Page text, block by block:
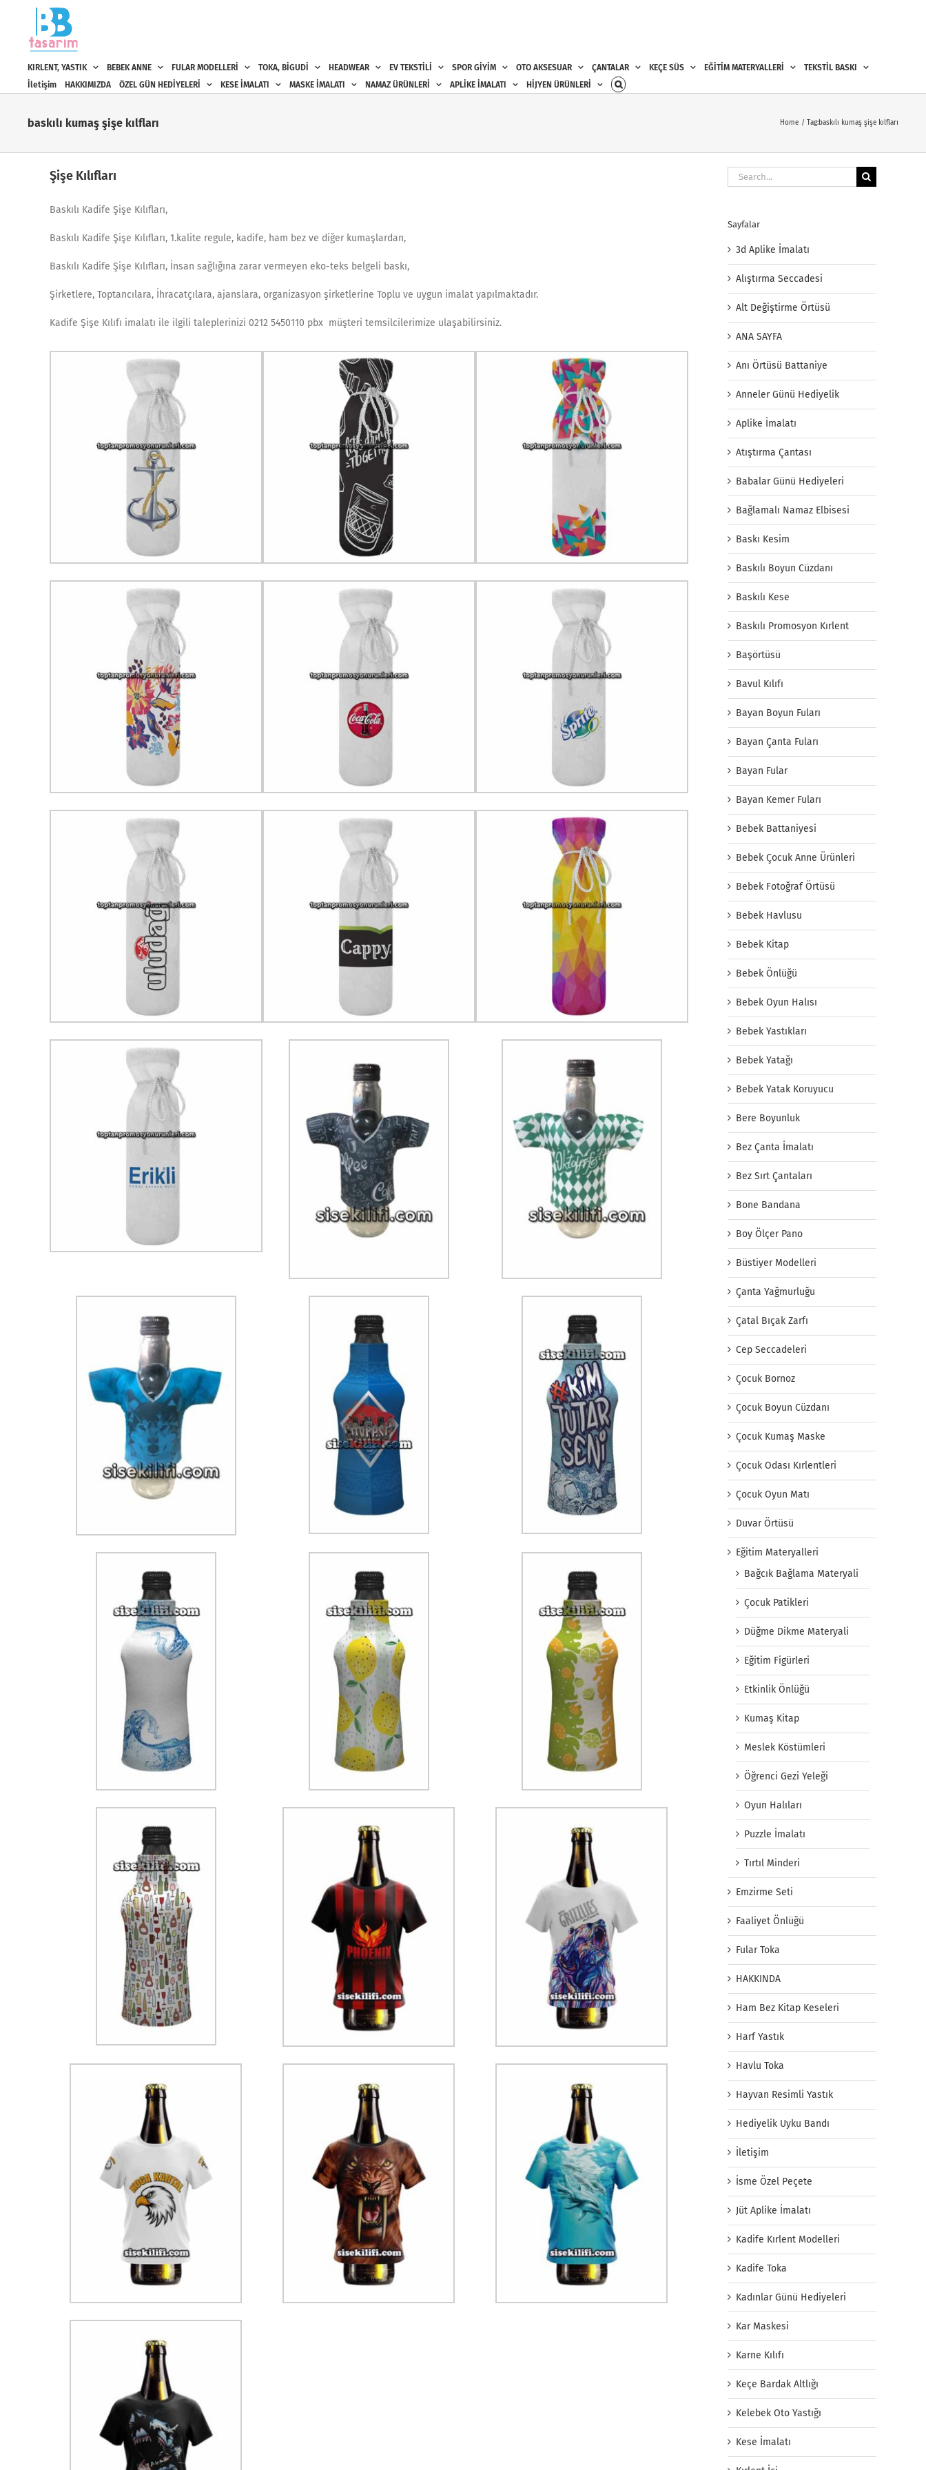
content
KIRLENT, YASTIK BEBEK ANNE FULAR MODELLERİ TOKA, BİGUDİ HEADWEAR EV TEKSTİLİ SPOR GİYİM OTO AKSESUAR ÇANTALAR KEÇE SÜS EĞİTİM MATERYALLERİ
TEKSTİL BASKI
İletişim
HAKKIMIZDA ÖZEL GÜN HEDİYELERİ KESE İMALATI MASKE İMALATI NAMAZ ÜRÜNLERİ APLİKE İMALATI HİJYEN ÜRÜNLERİ
baskılı kumaş şişe kılfları Home Tag:baskılı kumaş şişe kılfları
Şişe Kılıfları
Baskılı Kadife Şişe Kılıfları,
Baskılı Kadife Şişe Kılıfları, 1.kalite regule, kadife, ham bez ve diğer kumaşlardan,
Baskılı Kadife Şişe Kılıfları, İnsan sağlığına zarar vermeyen eko-teks belgeli baskı,
Şirketlere, Toptancılara, İhracatçılara, ajanslara, organizasyon şirketlerine Toplu ve uygun imalat yapılmaktadır.
Kadife Şişe Kılıfı imalatı ile ilgili taleplerinizi 0212 5450110 pbx müşteri temsilcilerimize ulaşabilirsiniz.
Search
for:
Sayfalar
3d Aplike İmalatı
Alıştırma Seccadesi
Alt Değiştirme Örtüsü
ANA SAYFA
Anı Örtüsü Battaniye
Anneler Günü Hediyelik
Aplike İmalatı
Atıştırma Çantası
Babalar Günü Hediyeleri
Bağlamalı Namaz Elbisesi
Baskı Kesim
Baskılı Boyun Cüzdanı
Baskılı Kese
Baskılı Promosyon Kırlent
Başörtüsü
Bavul Kılıfı
Bayan Boyun Fuları
Bayan Çanta Fuları
Bayan Fular
Bayan Kemer Fuları
Bebek Battaniyesi
Bebek Çocuk Anne Ürünleri
Bebek Fotoğraf Örtüsü
Bebek Havlusu
Bebek Kitap
Bebek Önlüğü
Bebek Oyun Halısı
Bebek Yastıkları
Bebek Yatağı
Bebek Yatak Koruyucu
Bere Boyunluk
Bez Çanta İmalatı
Bez Sırt Çantaları
Bone Bandana
Boy Ölçer Pano
Büstiyer Modelleri
Çanta Yağmurluğu
Çatal Bıçak Zarfı
Cep Seccadeleri
Çocuk Bornoz
Çocuk Boyun Cüzdanı
Çocuk Kumaş Maske
Çocuk Odası Kırlentleri
Çocuk Oyun Matı
Duvar Örtüsü
Eğitim Materyalleri
Bağcık Bağlama Materyali
Çocuk Patikleri
Düğme Dikme Materyali
Eğitim Figürleri
Etkinlik Önlüğü
Kumaş Kitap
Meslek Köstümleri
Öğrenci Gezi Yeleği
Oyun Halıları
Puzzle İmalatı
Tırtıl Minderi
Emzirme Seti
Faaliyet Önlüğü
Fular Toka
HAKKINDA
Ham Bez Kitap Keseleri
Harf Yastık
Havlu Toka
Hayvan Resimli Yastık
Hediyelik Uyku Bandı
İletişim
İsme Özel Peçete
Jüt Aplike İmalatı
Kadife Kırlent Modelleri
Kadife Toka
Kadınlar Günü Hediyeleri
Kar Maskesi
Karne Kılıfı
Keçe Bardak Altlığı
Kelebek Oto Yastığı
Kese İmalatı